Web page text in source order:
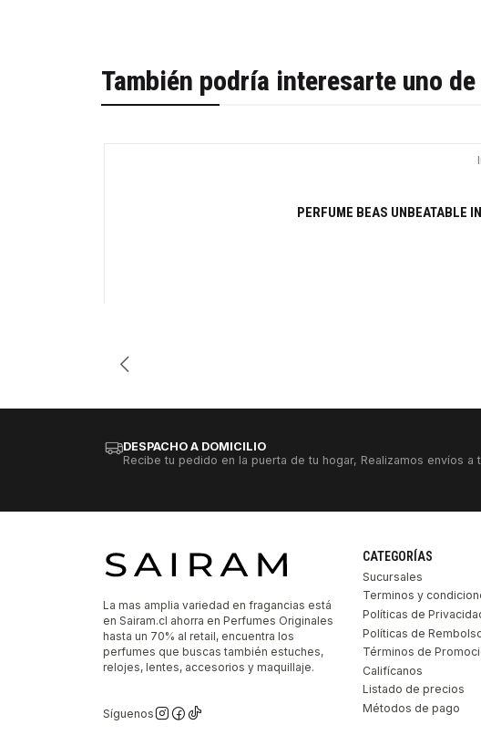
También podría interesarte uno
PERFUME BEAS UNBEATABLE
DESPACHO A DOMICILIO
Recibe tu pedido en la puerta de tu hogar, Realizamos envíos a
La mas amplia variedad en fragancias está
en Sairam.cl ahorra en Perfumes Originales
hasta un 70% al retail, encuentra los
perfumes que buscas también estuches,
relojes, lentes, accesorios y maquillaje.
Síguenos
CATEGORÍAS
Sucursales
Terminos y
Políticas de
Políticas de
Términos de
Califícanos
Listado de precios
Métodos de pago